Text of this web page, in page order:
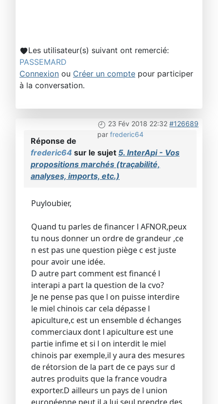
Les utilisateur(s) suivant ont remercié:
PASSEMARD
Connexion ou Créer un compte pour participer
à la conversation.
23 Fév 2018 22:32 #126689
par frederic64
Réponse de
frederic64 sur le sujet 5. InterApi - Vos
propositions marchés (traçabilité,
analyses, imports, etc.)
Puyloubier,
Quand tu parles de financer l AFNOR,peux
tu nous donner un ordre de grandeur ,ce
n est pas une question piège c est juste
pour avoir une idée.
D autre part comment est financé l
interapi a part la question de la cvo?
Je ne pense pas que l on puisse interdire
le miel chinois car cela dépasse l
apiculture,c est un ensemble d échanges
commerciaux dont l apiculture est une
partie infime et si l on interdit le miel
chinois par exemple,il y aura des mesures
de rétorsion de la part de ce pays sur d
autres produits que la france voudra
exporter.D ailleurs un pays de l union